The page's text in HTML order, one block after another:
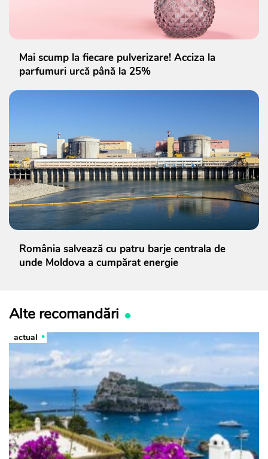
Mai scump la fiecare pulverizare! Acciza la
parfumuri urcă până la 25%
România salvează cu patru barje centrala de
unde Moldova a cumpărat energie
Alte recomandări
actual